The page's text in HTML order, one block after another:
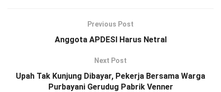
Previous Post
Anggota APDESI Harus Netral
Next Post
Upah Tak Kunjung Dibayar, Pekerja Bersama Warga
Purbayani Gerudug Pabrik Venner